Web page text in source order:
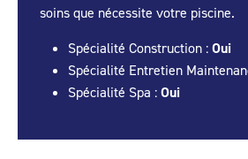
soins que nécessite votre piscine.
Spécialité Construction : Oui
Spécialité Entretien
Spécialité Spa : Oui